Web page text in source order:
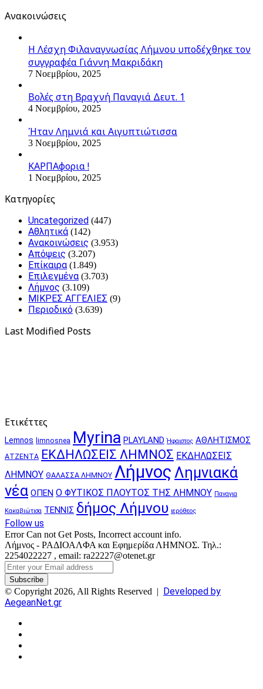
Ανακοινώσεις
Η Λέσχη Φιλαναγνωσίας Λήμνου υποδέχθηκε τον
συγγραφέα Γιάννη Μακριδάκη
7 Νοεμβρίου, 2025
Βολές στη Βραχνή Παναγιά Δευτ. 1
4 Νοεμβρίου, 2025
Ήταν Λημνιά και Αιγυπτιώτισσα
3 Νοεμβρίου, 2025
ΚΑΡΠΑφορια !
1 Νοεμβρίου, 2025
Kατηγορίες
Uncategorized (447)
Αθλητικά (142)
Ανακοινώσεις (3.953)
Απόψεις (3.207)
Επίκαιρα (1.849)
Επιλεγμένα (3.703)
Λήμνος (3.109)
ΜΙΚΡΕΣ ΑΓΓΕΛΙΕΣ (9)
Περιοδικό (3.639)
Last Modified Posts
Ετικέττες
Lemnos limnosnea Myrina PLAYLAND Ήφαιστος ΑΘΛΗΤΙΣΜΟΣ
ΑΤΖΕΝΤΑ ΕΚΔΗΛΩΣΕΙΣ ΛΗΜΝΟΣ ΕΚΔΗΛΩΣΕΙΣ
ΛΗΜΝΟΥ ΘΑΛΑΣΣΑ ΛΗΜΝΟΥ Λήμνος Λημνιακά
νέα ΟΠΕΝ Ο ΦΥΤΙΚΟΣ ΠΛΟΥΤΟΣ ΤΗΣ ΛΗΜΝΟΥ Παναγια
Κακαβιώτισα ΤΕΝΝΙΣ δήμος Λήμνου ιερόθεος
Follow us
Error Can not Get Posts, Incorrect account info.
Λήμνος - ΡΑΔΙΟΑΛΦΑ και Εφημερίδα ΛΗΜΝΟΣ. Τηλ.:
2254022227 , email: ra22227@otenet.gr
Enter
your
Email
address
© Copyright 2026, All Rights Reserved | Developed by
AegeanNet.gr